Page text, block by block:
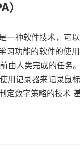
）
一种软件技术，可
习功能的软件的使
由人类完成的任务
用记录器来记录鼠
定数字策略的技术